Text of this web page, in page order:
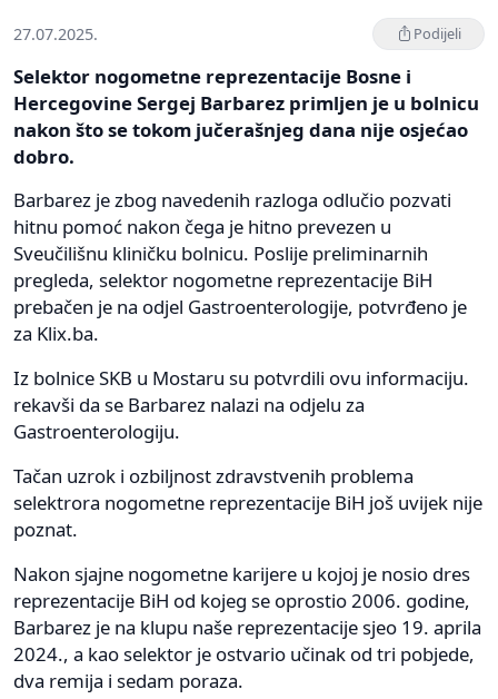
27.07.2025. Podijeli
Selektor nogometne reprezentacije Bosne i
Hercegovine Sergej Barbarez primljen je u bolnicu
nakon što se tokom jučerašnjeg dana nije osjećao
dobro.
Barbarez je zbog navedenih razloga odlučio pozvati
hitnu pomoć nakon čega je hitno prevezen u
Sveučilišnu kliničku bolnicu. Poslije preliminarnih
pregleda, selektor nogometne reprezentacije BiH
prebačen je na odjel Gastroenterologije, potvrđeno je
za Klix.ba.
Iz bolnice SKB u Mostaru su potvrdili ovu informaciju.
rekavši da se Barbarez nalazi na odjelu za
Gastroenterologiju.
Tačan uzrok i ozbiljnost zdravstvenih problema
selektrora nogometne reprezentacije BiH još uvijek nije
poznat.
Nakon sjajne nogometne karijere u kojoj je nosio dres
reprezentacije BiH od kojeg se oprostio 2006. godine,
Barbarez je na klupu naše reprezentacije sjeo 19. aprila
2024., a kao selektor je ostvario učinak od tri pobjede,
dva remija i sedam poraza.